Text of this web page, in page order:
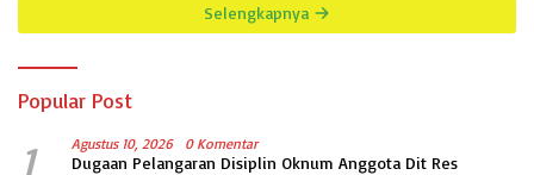
Selengkapnya
Popular Post
1 Agustus 10, 2026 0 Komentar
Dugaan Pelangaran Disiplin Oknum Anggota Dit Res